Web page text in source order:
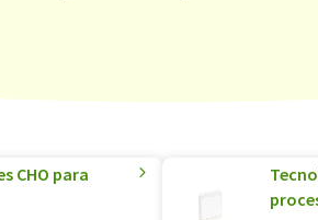
CHO para